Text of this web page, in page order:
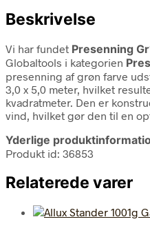
Beskrivelse
Vi har fundet Presenning
Globaltools i kategorien
presenning af grøn farve
3,0 x 5,0 meter, hvilket
kvadratmeter. Den er
vind, hvilket gør den til en
Yderlige
Produkt id: 36853
Relaterede varer